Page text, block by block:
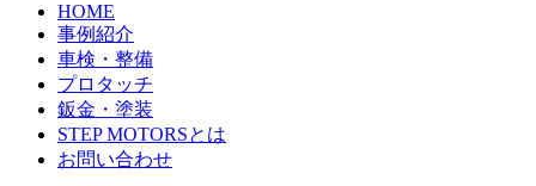
HOME
事例紹介
車検・整備
プロタッチ
鈑金・塗装
STEP MOTORSとは
お問い合わせ